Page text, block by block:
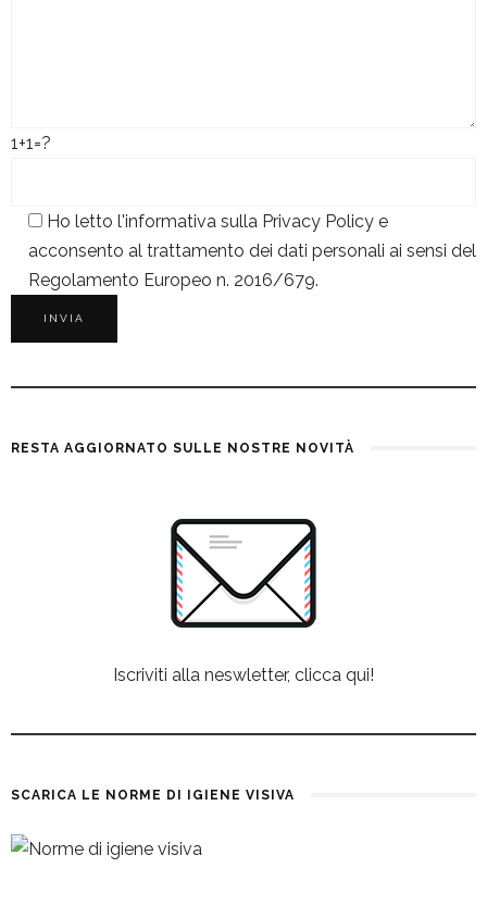
1+1=?
Ho letto l'informativa sulla Privacy Policy e
acconsento al trattamento dei dati personali ai sensi del
Regolamento Europeo n. 2016/679.
RESTA AGGIORNATO SULLE NOSTRE NOVITÀ
Iscriviti alla neswletter, clicca qui!
SCARICA LE NORME DI IGIENE VISIVA